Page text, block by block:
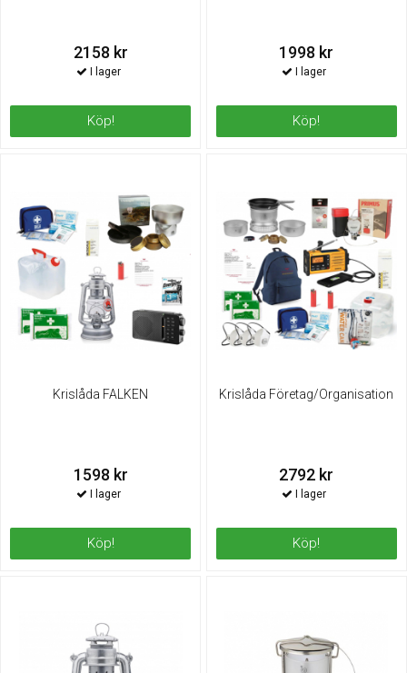
2158 kr
Köp!
1998 kr
Köp!
Krislåda FALKEN
1598 kr
Köp!
Krislåda Företag/Organisation
2792 kr
Köp!